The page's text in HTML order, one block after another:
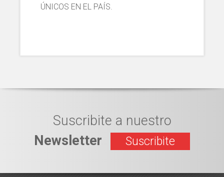
ÚNICOS EN EL PAÍS.
Suscribite a nuestro
Newsletter
Suscribite